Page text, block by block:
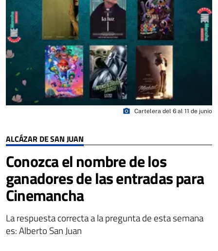
ALCÁZAR DE SAN JUAN
Conozca el nombre de los
ganadores de las entradas para
Cinemancha
La respuesta correcta a la pregunta de esta semana
es: Alberto San Juan
photo_camera Cartelera del 6 al 11 de junio